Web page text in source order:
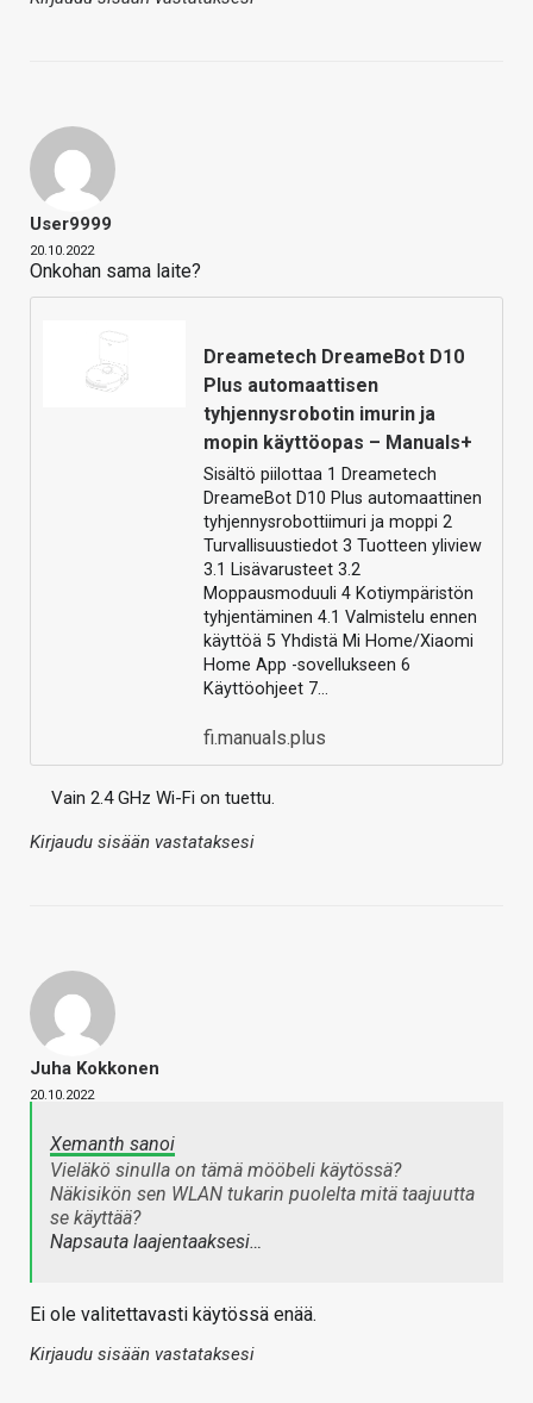
User9999
20.10.2022
Onkohan sama laite?
Dreametech DreameBot D10
Plus automaattisen
tyhjennysrobotin imurin ja
mopin käyttöopas – Manuals+
Sisältö piilottaa 1 Dreametech
DreameBot D10 Plus automaattinen
tyhjennysrobottiimuri ja moppi 2
Turvallisuustiedot 3 Tuotteen yliview
3.1 Lisävarusteet 3.2
Moppausmoduuli 4 Kotiympäristön
tyhjentäminen 4.1 Valmistelu ennen
käyttöä 5 Yhdistä Mi Home/Xiaomi
Home App -sovellukseen 6
Käyttöohjeet 7…
fi.manuals.plus
Vain 2.4 GHz Wi-Fi on tuettu.
Kirjaudu sisään vastataksesi
Juha Kokkonen
20.10.2022
Xemanth sanoi
Vieläkö sinulla on tämä mööbeli käytössä?
Näkisikön sen WLAN tukarin puolelta mitä taajuutta
se käyttää?
Napsauta laajentaaksesi…
Ei ole valitettavasti käytössä enää.
Kirjaudu sisään vastataksesi